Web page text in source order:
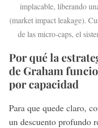
implacable, liberando
(market impact leakage).
de las micro-caps, el
Por qué la
de Graham
por capacidad
Para que quede claro,
un descuento profundo